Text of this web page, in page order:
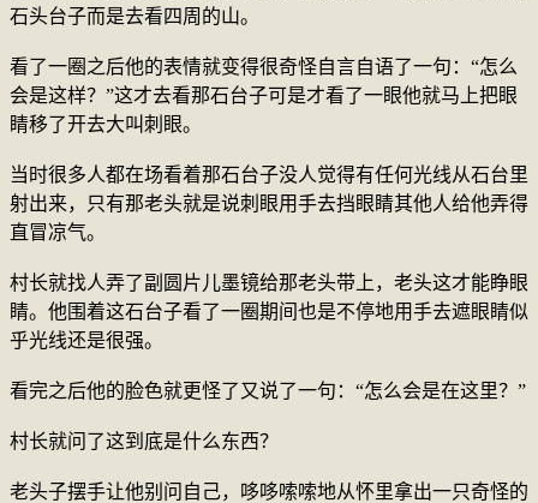
石头台子而是去看四周的山。
看了一圈之后他的表情就变得很奇怪自言自语了一句：“怎么
会是这样？”这才去看那石台子可是才看了一眼他就马上把眼
睛移了开去大叫刺眼。
当时很多人都在场看着那石台子没人觉得有任何光线从石台里
射出来，只有那老头就是说刺眼用手去挡眼睛其他人给他弄得
直冒凉气。
村长就找人弄了副圆片儿墨镜给那老头带上，老头这才能睁眼
睛。他围着这石台子看了一圈期间也是不停地用手去遮眼睛似
乎光线还是很强。
看完之后他的脸色就更怪了又说了一句：“怎么会是在这里？”
村长就问了这到底是什么东西？
老头子摆手让他别问自己，哆哆嗦嗦地从怀里拿出一只奇怪的